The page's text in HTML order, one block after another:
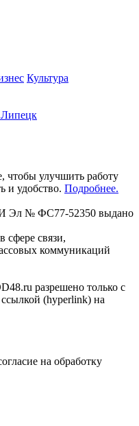
Культура
Липецк
чтобы улучшить работу
и удобство. Подробнее.
Эл № ФС77-52350 выдано
сфере связи,
коммуникаций
разрешено только с
(hyperlink) на
на обработку